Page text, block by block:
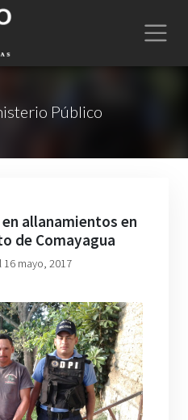
Público
allanamientos en
de Comayagua
mayo, 2017